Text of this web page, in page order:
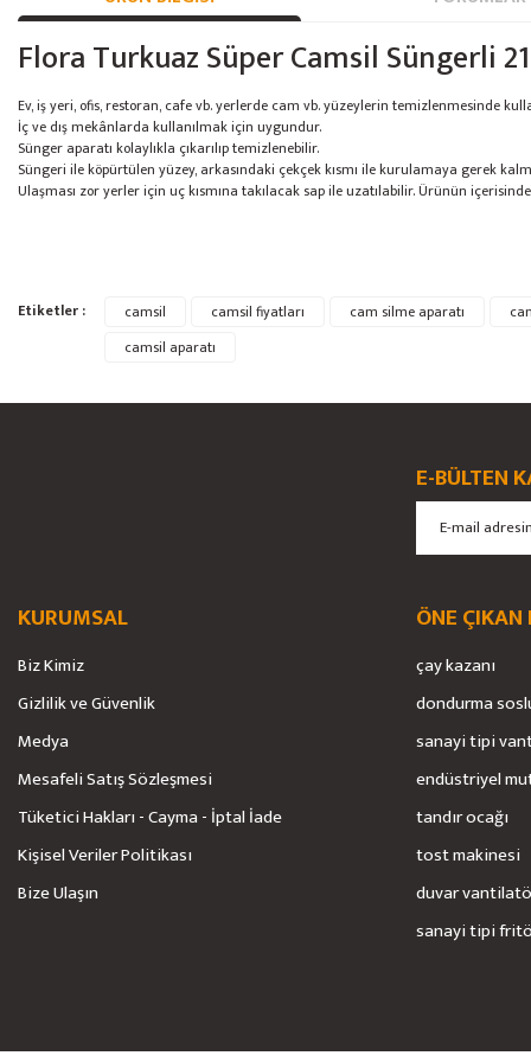
Flora Turkuaz Süper Camsil Süngerli
Ev, iş yeri, ofis, restoran, cafe vb. yerlerde cam vb. yüzeylerin temizlenmesinde
İç ve dış mekânlarda kullanılmak için uygundur.
Sünger aparatı kolaylıkla çıkarılıp temizlenebilir.
Süngeri ile köpürtülen yüzey, arkasındaki çekçek kısmı ile kurulamaya gerek
Ulaşması zor yerler için uç kısmına takılacak sap ile uzatılabilir. Ürünün
Bu ürünün fiyat bilgisi, resim, ürün açıklamalarında ve diğer konularda
Görüş ve önerileriniz için teşekkür ederiz.
Etiketler : camsil camsil fiyatları cam silme aparatı
camsil aparatı
E-BÜLTEN
KURUMSAL
Biz Kimiz
Gizlilik ve Güvenlik
Medya
Mesafeli Satış Sözleşmesi
Tüketici Hakları - Cayma - İptal İade
Kişisel Veriler Politikası
Bize Ulaşın
ÖNE ÇIKAN
çay kazanı
dondurma
sanayi tipi
endüstriyel
tandır ocağı
tost makinesi
duvar
sanayi tipi